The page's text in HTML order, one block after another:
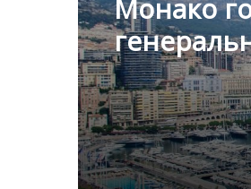
Монако
Монако
пяти